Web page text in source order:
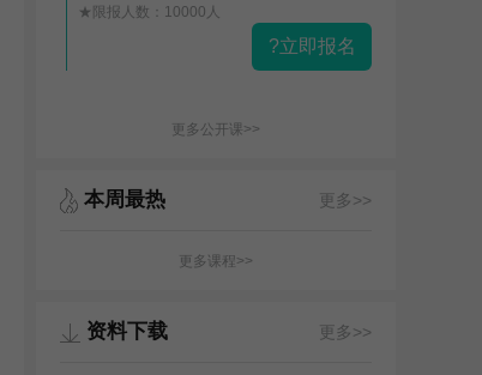
★限报人数：10000人
?立即报名
更多公开课>>
本周最热 更多>>
更多课程>>
资料下载 更多>>